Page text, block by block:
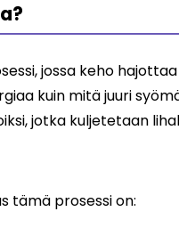
jossa keho
kuin mitä juuri
jotka kuljetetaan
tämä prosessi on: